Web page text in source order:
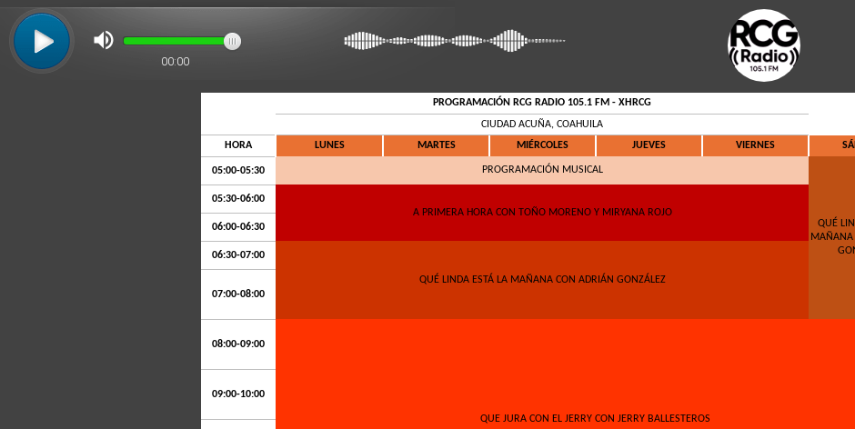
00:00
PROGRAMACIÓN RCG RADIO 105.1 FM - XHRCG
CIUDAD ACUÑA, COAHUILA
HORA
LUNES MARTES MIÉRCOLES JUEVES VIERNES
05:00-05:30 PROGRAMACIÓN MUSICAL
QUÉ
MAÑANA
05:30-06:00
A PRIMERA HORA CON TOÑO MORENO Y MIRYANA ROJO
06:00-06:30
06:30-07:00
QUÉ LINDA ESTÁ LA MAÑANA CON ADRIÁN GONZÁLEZ
07:00-08:00
08:00-09:00
QUE JURA CON EL JERRY CON JERRY BALLESTEROS
09:00-10:00